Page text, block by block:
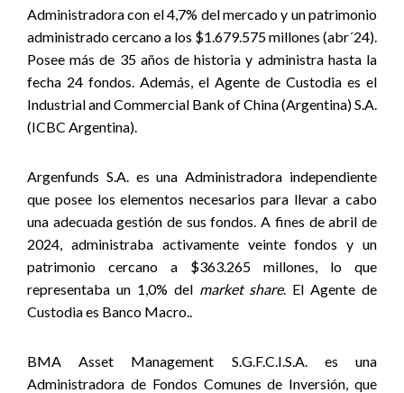
Administradora con el 4,7% del mercado y un patrimonio
administrado cercano a los $1.679.575 millones (abr´24).
Posee más de 35 años de historia y administra hasta la
fecha 24 fondos. Además, el Agente de Custodia es el
Industrial and Commercial Bank of China (Argentina) S.A.
(ICBC Argentina).
Argenfunds S.A. es una Administradora independiente
que posee los elementos necesarios para llevar a cabo
una adecuada gestión de sus fondos.A fines de abril de
2024, administraba activamente veinte fondos y un
patrimonio cercano a $363.265 millones, lo que
representaba un 1,0% del market share. El Agente de
Custodia es Banco Macro..
BMA Asset Management S.G.F.C.I.S.A. es una
Administradora de Fondos Comunes de Inversión, que